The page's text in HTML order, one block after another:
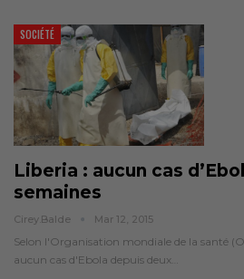
SOCIÉTÉ
Liberia : aucun cas
semaines
Cirey.balde Mar 12, 2015
Selon l'Organisation mondiale de la santé
aucun cas d'Ebola depuis deux…